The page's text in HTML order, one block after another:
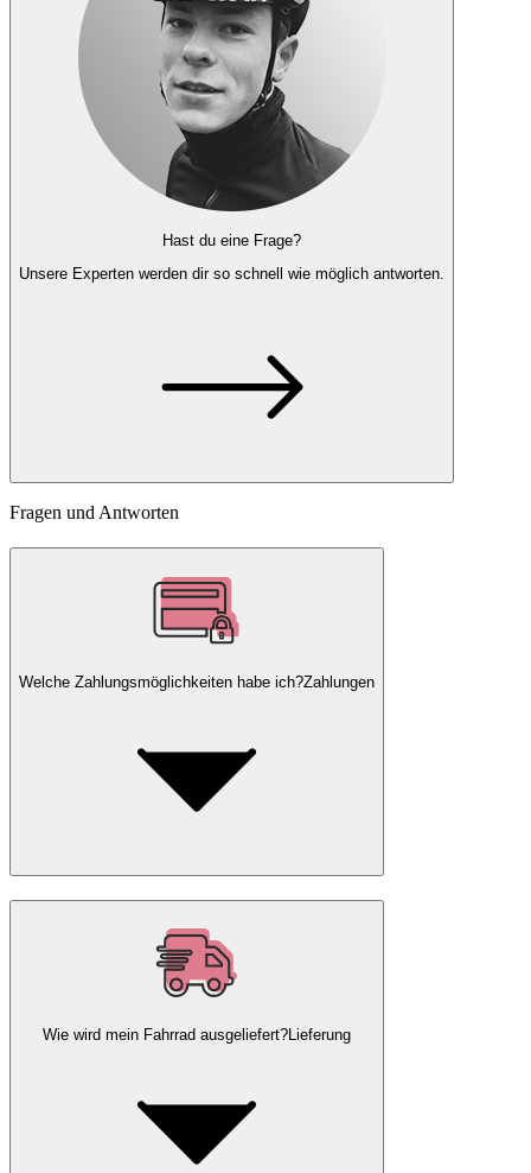
Hast du eine Frage?
Unsere Experten werden dir so schnell wie möglich antworten.
Fragen und Antworten
Welche Zahlungsmöglichkeiten habe ich?Zahlungen
Wie wird mein Fahrrad ausgeliefert? Lieferung